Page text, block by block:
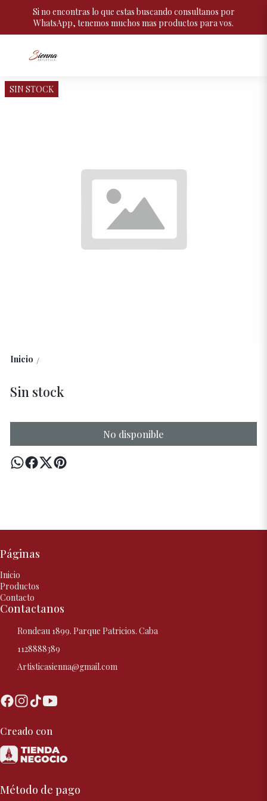
Si no encontras lo que estas buscando consultanos por
WhatsApp, tenemos muchos mas productos para vos.
SIN STOCK
Inicio /
Sin stock
No disponible
Páginas
Inicio
Productos
Contacto
Contactanos
Rondeau 1899. Parque Patricios. Caba
1128888389
Artisticasienna@gmail.com
Creado con
Método de pago